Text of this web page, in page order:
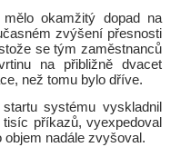
okamžitý dopad na
zvýšení přesnosti
se tým zaměstnanců
na přibližně dvacet
než tomu bylo dříve.
systému vyskladnil
příkazů, vyexpedoval
nadále zvyšoval.